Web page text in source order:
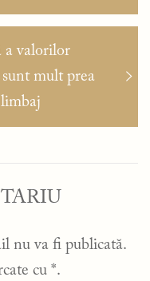
a valorilor
mult prea
nu va fi publicată.
cu *.